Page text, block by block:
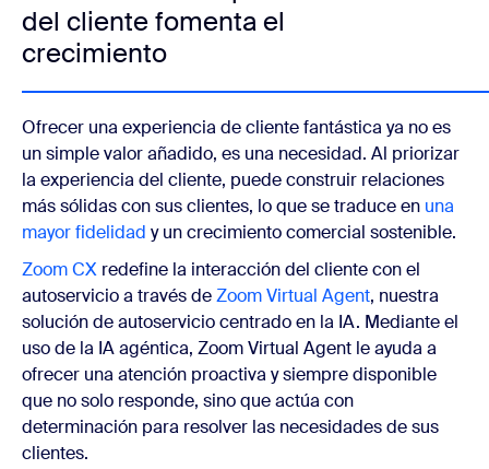
del cliente fomenta el
crecimiento
Ofrecer una experiencia de cliente fantástica ya no es
un simple valor añadido, es una necesidad. Al priorizar
la experiencia del cliente, puede construir relaciones
más sólidas con sus clientes, lo que se traduce en una
mayor fidelidad y un crecimiento comercial sostenible.
Zoom CX redefine la interacción del cliente con el
autoservicio a través deZoom Virtual Agent, nuestra
solución de autoservicio centrado en la IA. Mediante el
uso de la IA agéntica, Zoom Virtual Agent le ayuda a
ofrecer una atención proactiva y siempre disponible
que no solo responde, sino que actúa con
determinación para resolver las necesidades de sus
clientes.